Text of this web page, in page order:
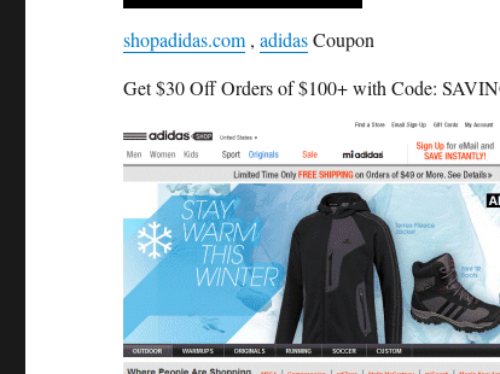
shopadidas.com ,adidasCoupon
Get $30 Off Orders of $100+ with Code: